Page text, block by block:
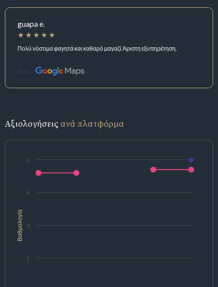
guapa e.
Πολύ νόστιμα φαγητά και καθαρό μαγαζί.Άριστη εξυπηρέτηση.
Πηγή:
Αξιολογήσεις ανά πλατφόρμα
Βαθμολογία
2
3
4
5